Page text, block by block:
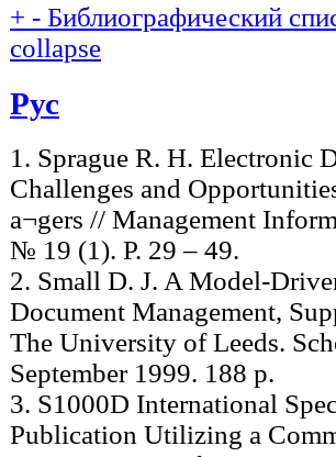
+ - Библиографический
collapse
Рус
1. Sprague R. H. Electronic
Challenges and
a¬gers // Management
№ 19 (1). Р. 29 – 49.
2. Small D. J. A Model-
Document Management,
The University of Leeds.
September 1999. 188 р.
3. S1000D International
Publication Utilizing a